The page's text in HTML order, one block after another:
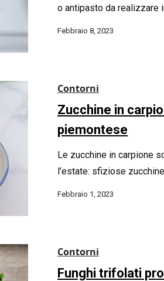
o antipasto da realizzare
Febbraio 8, 2023
Contorni
Zucchine in
piemontese
Le zucchine in carpione
l’estate: sfiziose
Febbraio 1, 2023
Contorni
Funghi trifolati